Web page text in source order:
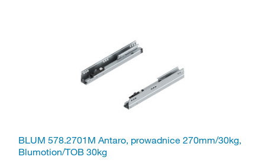
BLUM 578.2701M Antaro, prowadnice 270mm/30kg,
Blumotion/TOB 30kg